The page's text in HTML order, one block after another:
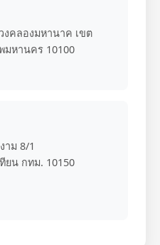
งคลองมหานาค เขต
มหานคร 10100
าม 8/1
ยน กทม. 10150